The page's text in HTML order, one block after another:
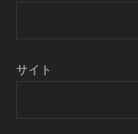
サイト